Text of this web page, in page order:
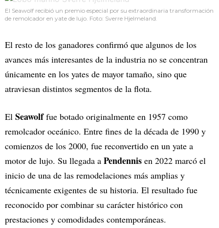
El Seawolf recibió un premio especial por su extraordinaria transformación
de remolcador en yate de lujo. Foto: Sverre Hjelmeland.
El resto de los ganadores confirmó que algunos de los
avances más interesantes de la industria no se concentran
únicamente en los yates de mayor tamaño, sino que
atraviesan distintos segmentos de la flota.
El Seawolffue botado originalmente en 1957 como
remolcador oceánico. Entre fines de la década de 1990 y
comienzos de los 2000, fue reconvertido en un yate a
motor de lujo. Su llegada a Pendennis en 2022 marcó el
inicio de una de las remodelaciones más amplias y
técnicamente exigentes de su historia. El resultado fue
reconocido por combinar su carácter histórico con
prestaciones y comodidades contemporáneas.